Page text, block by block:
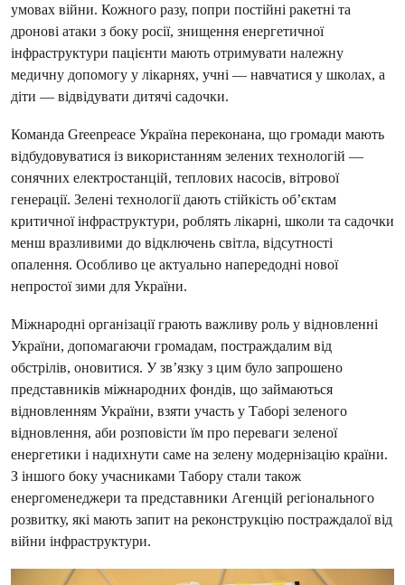
умовах війни. Кожного разу, попри постійні ракетні та
дронові атаки з боку росії, знищення енергетичної
інфраструктури пацієнти мають отримувати належну
медичну допомогу у лікарнях, учні — навчатися у школах, а
діти — відвідувати дитячі садочки.
Команда Greenpeace Україна переконана, що громади мають
відбудовуватися із використанням зелених технологій —
сонячних електростанцій, теплових насосів, вітрової
генерації. Зелені технології дають стійкість об’єктам
критичної інфраструктури, роблять лікарні, школи та садочки
менш вразливими до відключень світла, відсутності
опалення. Особливо це актуально напередодні нової
непростої зими для України.
Міжнародні організації грають важливу роль у відновленні
України, допомагаючи громадам, постраждалим від
обстрілів, оновитися. У зв’язку з цим було запрошено
представників міжнародних фондів, що займаються
відновленням України, взяти участь у Таборі зеленого
відновлення, аби розповісти їм про переваги зеленої
енергетики і надихнути саме на зелену модернізацію країни.
З іншого боку учасниками Табору стали також
енергоменеджери та представники Агенцій регіонального
розвитку, які мають запит на реконструкцію постраждалої від
війни інфраструктури.